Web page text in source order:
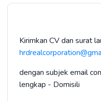
Kirimkan CV dan surat
dengan subjek email
lengkap - Domisili